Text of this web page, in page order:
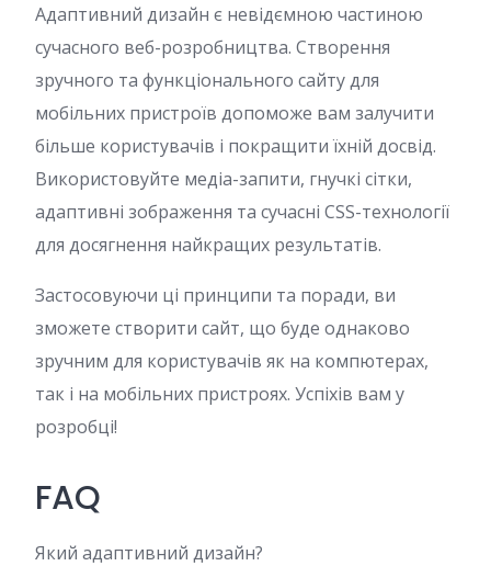
Адаптивний дизайн є невідємною частиною
сучасного веб-розробництва. Створення
зручного та функціонального сайту для
мобільних пристроїв допоможе вам залучити
більше користувачів і покращити їхній досвід.
Використовуйте медіа-запити, гнучкі сітки,
адаптивні зображення та сучасні CSS-технології
для досягнення найкращих результатів.
Застосовуючи ці принципи та поради, ви
зможете створити сайт, що буде однаково
зручним для користувачів як на компютерах,
так і на мобільних пристроях. Успіхів вам у
розробці!
FAQ
Який адаптивний дизайн?